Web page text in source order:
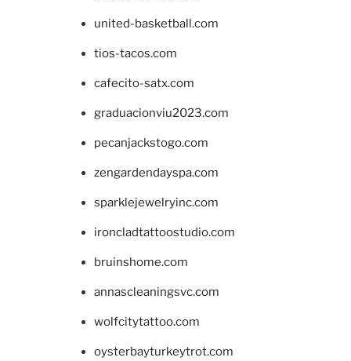
united-basketball.com
tios-tacos.com
cafecito-satx.com
graduacionviu2023.com
pecanjackstogo.com
zengardendayspa.com
sparklejewelryinc.com
ironcladtattoostudio.com
bruinshome.com
annascleaningsvc.com
wolfcitytattoo.com
oysterbayturkeytrot.com